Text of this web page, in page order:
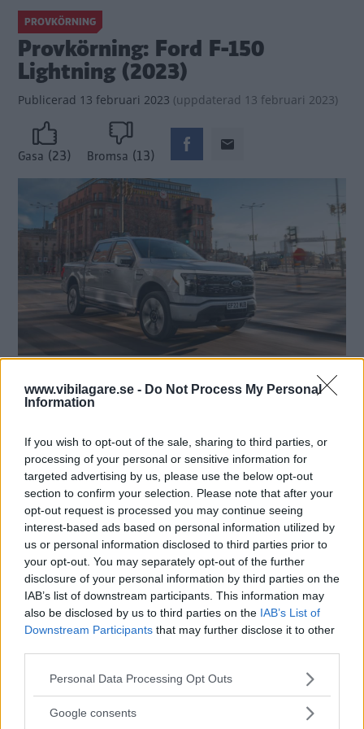
www.vibilagare.se - Do Not Process My Personal
Information
If you wish to opt-out of the sale, sharing to third parties, or
processing of your personal or sensitive information for
targeted advertising by us, please use the below opt-out
section to confirm your selection. Please note that after your
opt-out request is processed you may continue seeing
interest-based ads based on personal information utilized by
us or personal information disclosed to third parties prior to
your opt-out. You may separately opt-out of the further
disclosure of your personal information by third parties on the
IAB’s list of downstream participants. This information may
also be disclosed by us to third parties on the IAB’s List of
Downstream Participants that may further disclose it to other
Please note that this website/app uses one or more Google
not limited to your visit or usage behaviour. You may click to
Personal Data Processing Opt Outs
Google consents
PROVKÖRNING
Provkörning: Ford F-150
Lightning (2023)
Publicerad 13 februari 2023 (uppdaterad 13 februari 2023)
Gasa (23) Bromsa (13)
Nordamerika. Foto: Simon Hamelius
Världens mest sålda bil efter Toyota Corolla har
får snällt vänta – men när F-150 Lightning är på
skrytresa genom Sverige passar vi på att provköra.
Så känns bilen på svenska vägar
Fördelar och nackdelar
Oklara beskedet från tillvekraren
Text
Klas Skarin
Fotograf